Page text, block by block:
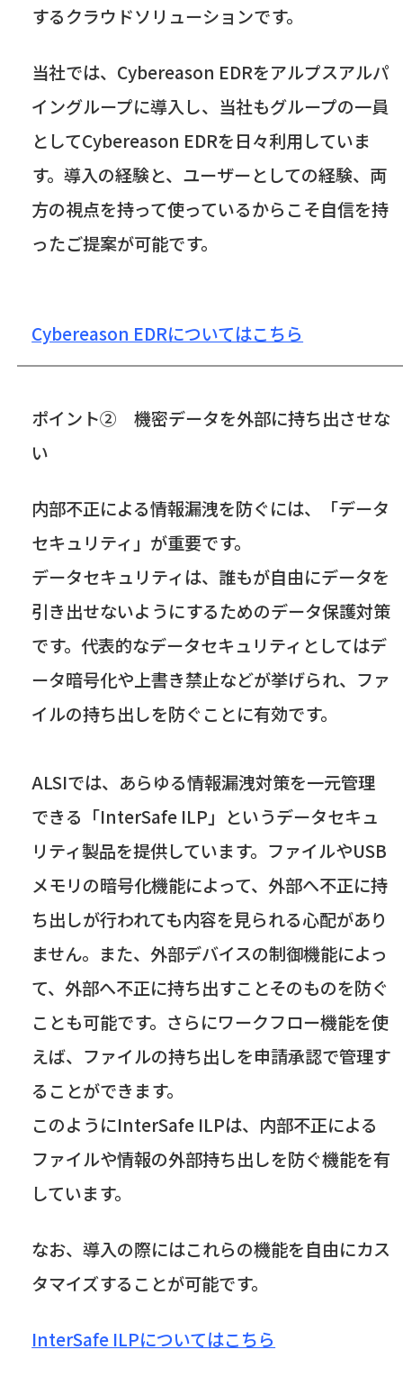
するクラウドソリューションです。
当社では、 Cybereason EDRをアルプスアルパ
イングループに導入し、当社もグループの一員
としてCybereason EDRを日々利用していま
す。導入の経験と、ユーザーとしての経験、両
方の視点を持って使っているからこそ自信を持
ったご提案が可能です。
Cybereason EDRについてはこちら
ポイント② 機密データを外部に持ち出させな
い
内部不正による情報漏洩を防ぐには、「データ
セキュリティ」が重要です。
データセキュリティは、誰もが自由にデータを
引き出せないようにするためのデータ保護対策
です。代表的なデータセキュリティとしてはデ
ータ暗号化や上書き禁止などが挙げられ、ファ
イルの持ち出しを防ぐことに有効です。
ALSIでは、あらゆる情報漏洩対策を一元管理
できる「InterSafe ILP」というデータセキュ
リティ製品を提供しています。ファイルやUSB
メモリの暗号化機能によって、外部へ不正に持
ち出しが行われても内容を見られる心配があり
ません。また、外部デバイスの制御機能によっ
て、外部へ不正に持ち出すことそのものを防ぐ
ことも可能です。さらにワークフロー機能を使
えば、ファイルの持ち出しを申請承認で管理す
ることができます。
このようにInterSafe ILPは、内部不正による
ファイルや情報の外部持ち出しを防ぐ機能を有
しています。
なお、導入の際にはこれらの機能を自由にカス
タマイズすることが可能です。
InterSafe ILPについてはこちら